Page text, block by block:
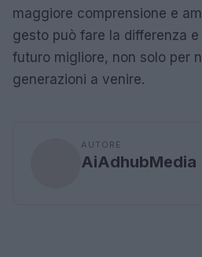
maggiore comprensione e
gesto può fare la differenza
futuro migliore, non solo per
generazioni a venire.
AUTORE
AiAdhubMedia